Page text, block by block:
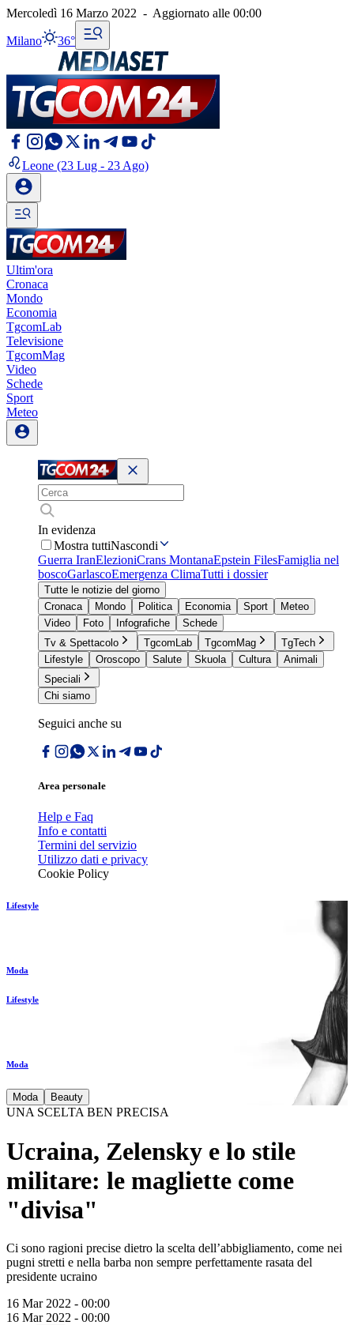
Mercoledì 16 Marzo 2022 - Aggiornato alle 00:00
Milano 36°
Leone (23 Lug - 23 Ago)
Ultim'ora
Cronaca
Mondo
Economia
TgcomLab
Televisione
TgcomMag
Video
Schede
Sport
Meteo
In evidenza
Mostra tuttiNascondi
Guerra IranElezioniCrans MontanaEpstein FilesFamiglia nel
boscoGarlascoEmergenza ClimaTutti i dossier
Tutte le notizie del giorno
Cronaca
Mondo Politica Economia Sport
Meteo
Video
Foto Infografiche
Schede
Tv & Spettacolo
TgcomLab TgcomMag
TgTech
Lifestyle
Oroscopo Salute Skuola Cultura
Animali
Speciali
Chi siamo
Seguici anche su
Area personale
Help e Faq
Info e contatti
Termini del servizio
Utilizzo dati e privacy
Cookie Policy
Lifestyle
Moda
Lifestyle
Moda
Moda Beauty
UNA SCELTA BEN PRECISA
Ucraina, Zelensky e lo stile
militare: le magliette come
"divisa"
Ci sono ragioni precise dietro la scelta dell’abbigliamento, come nei
pugni stretti e nella barba non sempre perfettamente rasata del
presidente ucraino
16 Mar 2022 - 00:00
16 Mar 2022 - 00:00